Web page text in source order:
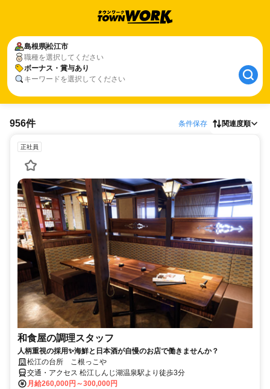
島根県松江市
職種を選択してください
ボーナス・賞与あり
キーワードを選択してください
956件 条件保存 関連度順
正社員
和食屋の調理スタッフ
人柄重視の採用✨海鮮と日本酒が自慢のお店で働きませんか？
松江の台所 こ根っこや
交通・アクセス 松江しんじ湖温泉駅より徒歩3分
月給260,000円～300,000円